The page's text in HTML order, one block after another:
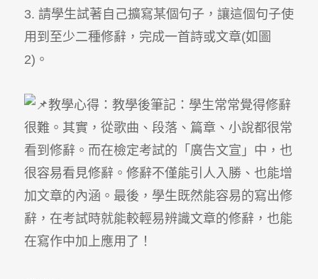
3. 請學生試著自己擴寫某個句子，讓這個句子使
用到至少二種修辭，完成一首詩或文章(如圖
2)。
教學心得：教學後筆記：學生常常覺得修辭
很難。其實，從歌曲、段落、篇章、小說都很常
看到修辭。而在檢定考試的「廣告文宣」中，也
很容易看見修辭。修辭不僅能引人入勝、也能增
加文章的內涵。最後，學生既然能容易的寫出修
辭，在考試時就能較輕易辨識文章的修辭，也能
在寫作中加上應用了！